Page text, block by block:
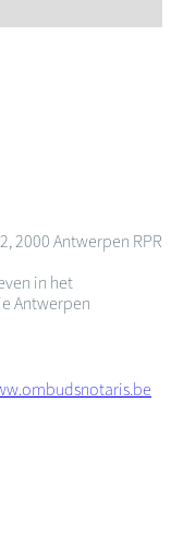
2000 Antwerpen RPR
in het
Antwerpen